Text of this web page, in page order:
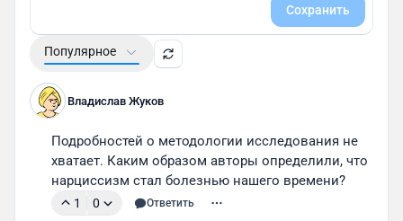
Сохранить
Популярное
Владислав Жуков
Подробностей о методологии исследования не
хватает. Каким образом авторы определили, что
нарциссизм стал болезнью нашего времени?
1 0 Ответить